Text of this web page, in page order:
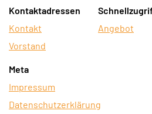
Kontaktadressen
Kontakt
Vorstand
Angebot
Meta
Impressum
Datenschutzerklärung